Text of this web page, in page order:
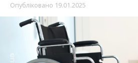
Опубліковано 19.01.2025